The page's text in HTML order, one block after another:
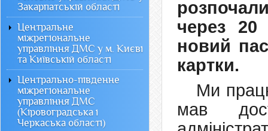
через 20
новий
картки.
Ми
мав
Закарпатській області
Центральне
міжрегіональне
управління ДМС у м. Києві
та Київській області
Центрально-південне
міжрегіональне
управління ДМС
(Кіровоградська і
Черкаська області)